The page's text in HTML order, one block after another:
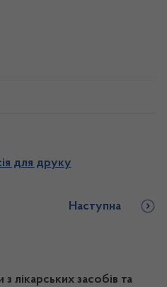
для друку
Наступна
лікарських засобів та